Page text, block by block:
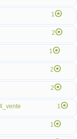
1
2
1
2
2
1
1